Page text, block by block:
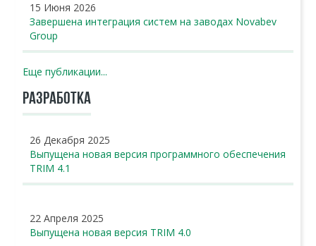
15 Июня 2026
Завершена интеграция систем на заводах Novabev
Group
Еще публикации...
РАЗРАБОТКА
26 Декабря 2025
Выпущена новая версия программного обеспечения
TRIM 4.1
22 Апреля 2025
Выпущена новая версия TRIM 4.0